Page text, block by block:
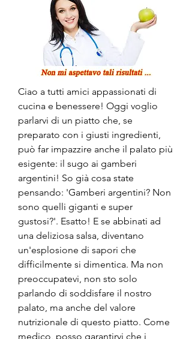
Ciao a tutti amici appassionati di
cucina e benessere! Oggi voglio
parlarvi di un piatto che, se
preparato con i giusti ingredienti,
può far impazzire anche il palato più
esigente: il sugo ai gamberi
argentini! So già cosa state
pensando: 'Gamberi argentini? Non
sono quelli giganti e super
gustosi?'. Esatto! E se abbinati ad
una deliziosa salsa, diventano
un'esplosione di sapori che
difficilmente si dimentica. Ma non
preoccupatevi, non sto solo
parlando di soddisfare il nostro
palato, ma anche del valore
nutrizionale di questo piatto. Come
medico, posso garantirvi che i